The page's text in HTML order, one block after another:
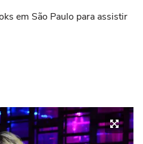
em São Paulo para assistir